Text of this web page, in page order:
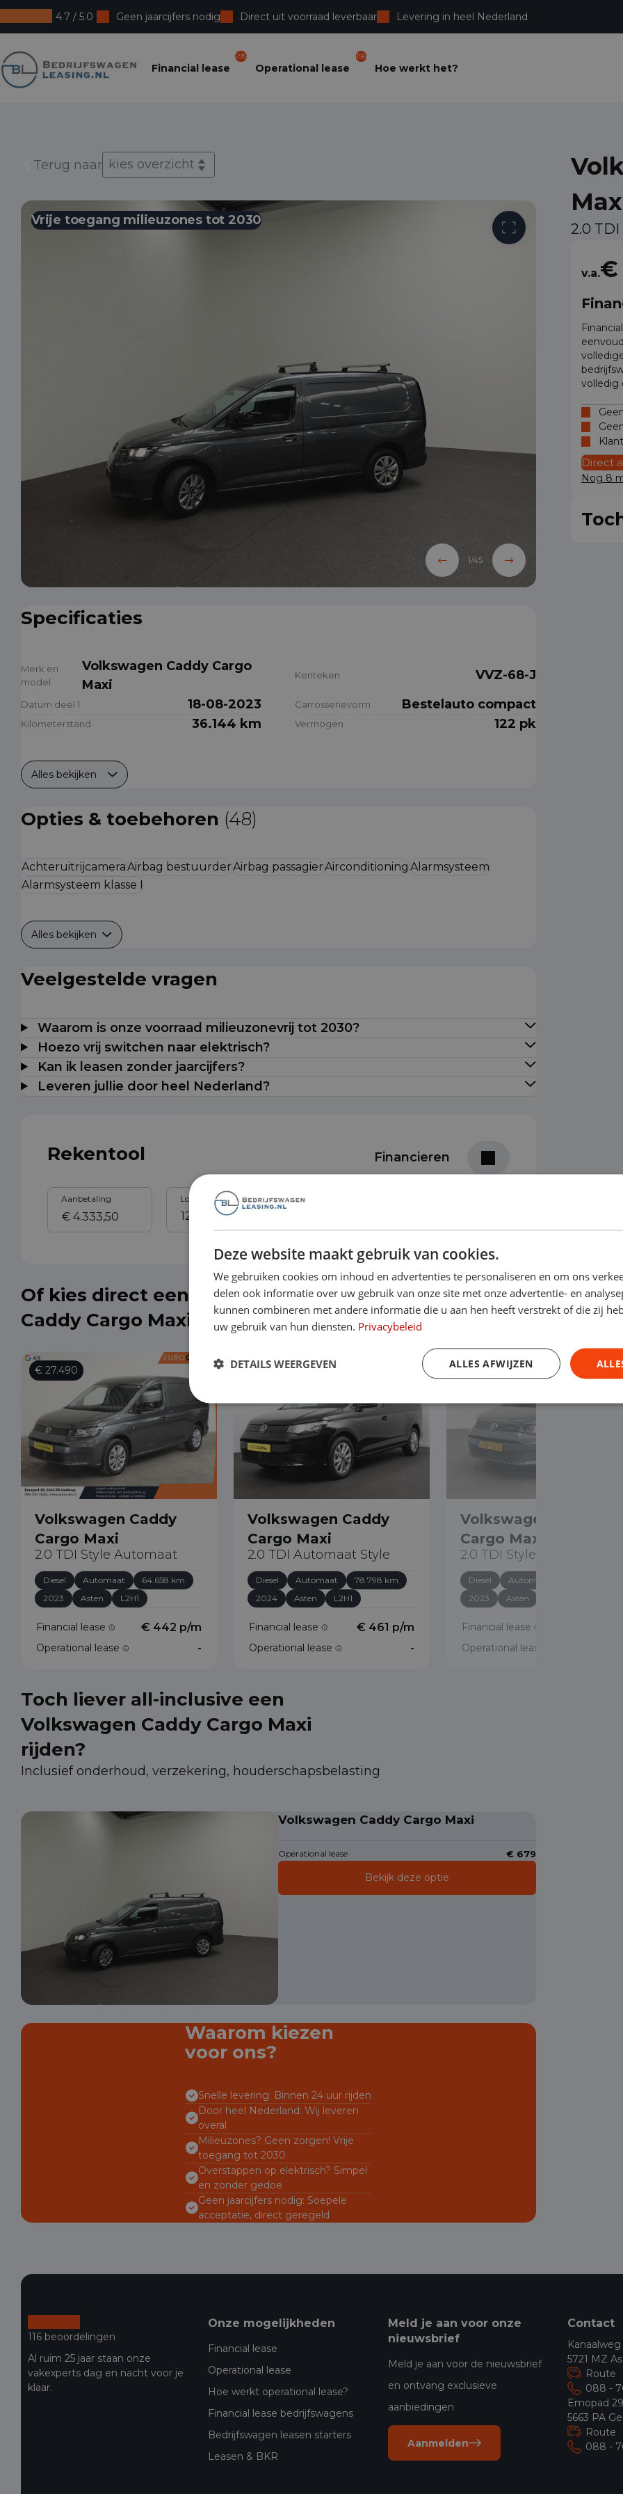
4.7 / 5.0 Geen jaarcijfers nodig Direct uit voorraad leverbaar Levering in heel Nederland
Bedrijfswagenleasing
Financial lease
295
Operational lease
156
Hoe werkt het?
Terug naar kies overzicht
Vrije toegang milieuzones tot 2030 Vrije
1/45
Specificaties
Merk en
model
Volkswagen Caddy Cargo
Maxi
Kenteken VVZ-68-J
Datum deel 1 18-08-2023 Carrosserievorm Bestelauto compact
Kilometerstand 36.144 km Vermogen 122 pk
Alles bekijken
Opties & toebehoren (48)
AchteruitrijcameraAirbag bestuurderAirbag passagierAirconditioning Alarmsysteem
Alarmsysteem klasse I
Alles bekijken
Veelgestelde vragen
Waarom is onze voorraad milieuzonevrij tot 2030?
Hoezo vrij switchen naar elektrisch?
Kan ik leasen zonder jaarcijfers?
Leveren jullie door heel Nederland?
Rekentool Financieren
Aanbetaling Looptijd Slottermijn
Of kies direct een Volkswagen
Caddy Cargo Maxi uit de voorraad
€ 27.490
Volkswagen Caddy
Cargo Maxi
2.0 TDI Style Automaat
Diesel Automaat
64.658 km
2023
Asten L2H1
Financial lease € 442 p/m
Operational lease -
€ 28.690
Volkswagen Caddy
Cargo Maxi
2.0 TDI Automaat Style
Diesel Automaat
78.798 km
2024
Asten L2H1
Financial lease € 461 p/m
Operational lease -
€ 26.490
Volkswagen Caddy
Cargo Maxi
2.0 TDI Style
Diesel Automaat
2023
Asten
Financial lease
Operational lease
Toch liever all-inclusive een
Volkswagen Caddy Cargo Maxi
rijden?
Inclusief onderhoud, verzekering, houderschapsbelasting
Volkswagen Caddy Cargo Maxi
Operational lease € 679
Bekijk deze optie
Waarom kiezen
voor ons?
Snelle levering: Binnen 24 uur rijden
Door heel Nederland: Wij leveren
overal
Milieuzones? Geen zorgen! Vrije
toegang tot 2030
Overstappen op elektrisch? Simpel
en zonder gedoe
Geen jaarcijfers nodig: Soepele
acceptatie, direct geregeld
2.0
v.a.€
volledig
Direct
Nog 8
116 beoordelingen
Al ruim 25 jaar staan onze
vakexperts dag en nacht voor je
klaar.
Onze mogelijkheden
Financial lease
Operational lease
Hoe werkt operational lease?
Financial lease bedrijfswagens
Bedrijfswagen leasen starters
Leasen & BKR
Meld je aan voor onze
nieuwsbrief
Meld je aan voor de nieuwsbrief
en ontvang exclusieve
aanbiedingen
Aanmelden
Contact
5721 MZ
Route
088 -
Emopad
5663 PA
Route
088 -
Deze website maakt gebruik van cookies.
We gebruiken cookies om inhoud en advertenties te personaliseren en om ons
delen ook informatie over uw gebruik van onze site met onze advertentie- en
kunnen combineren met andere informatie die u aan hen heeft verstrekt of die zij
uw gebruik van hun diensten. Privacybeleid
ALLES AFWIJZEN
DETAILS WEERGEVEN